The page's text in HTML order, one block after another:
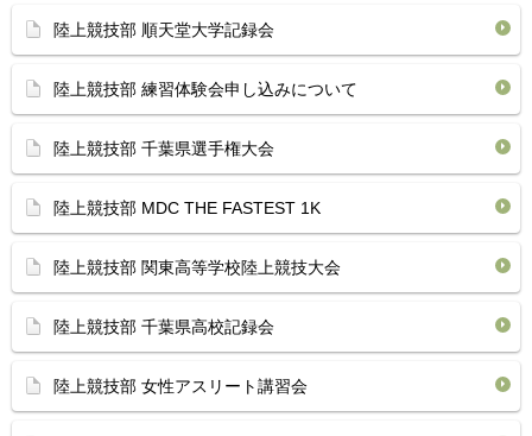
陸上競技部 順天堂大学記録会
陸上競技部 練習体験会申し込みについて
陸上競技部 千葉県選手権大会
陸上競技部 MDC THE FASTEST 1K
陸上競技部 関東高等学校陸上競技大会
陸上競技部 千葉県高校記録会
陸上競技部 女性アスリート講習会